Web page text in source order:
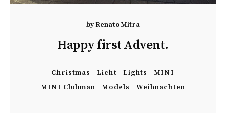
byRenato Mitra
Happy first Advent.
Christmas Licht Lights
MINI
MINI Clubman
Models Weihnachten